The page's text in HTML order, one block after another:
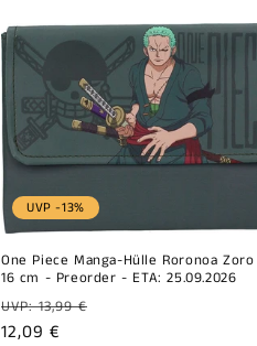
UVP -13%
One Piece Manga-Hülle Roronoa Zoro
16 cm - Preorder - ETA: 25.09.2026
Prix
habituel
UVP: 13,99 €
Prix
12,09 €